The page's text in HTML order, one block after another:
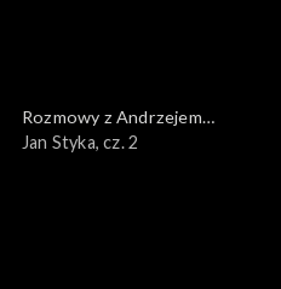
Rozmowy z Andrzejem
Doboszem
Jan Styka, cz. 2